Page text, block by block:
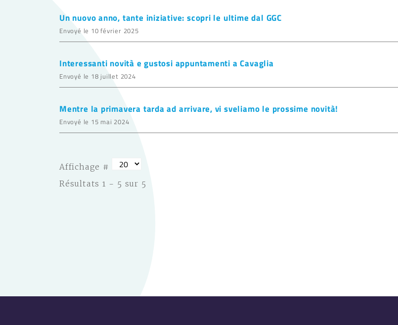
Un nuovo anno, tante iniziative: scopri le ultime dal GGC
Envoyé le 10 février 2025
Interessanti novità e gustosi appuntamenti a Cavaglia
Envoyé le 18 juillet 2024
Mentre la primavera tarda ad arrivare, vi sveliamo le prossime novità!
Envoyé le 15 mai 2024
Affichage #
Résultats 1 - 5 sur 5